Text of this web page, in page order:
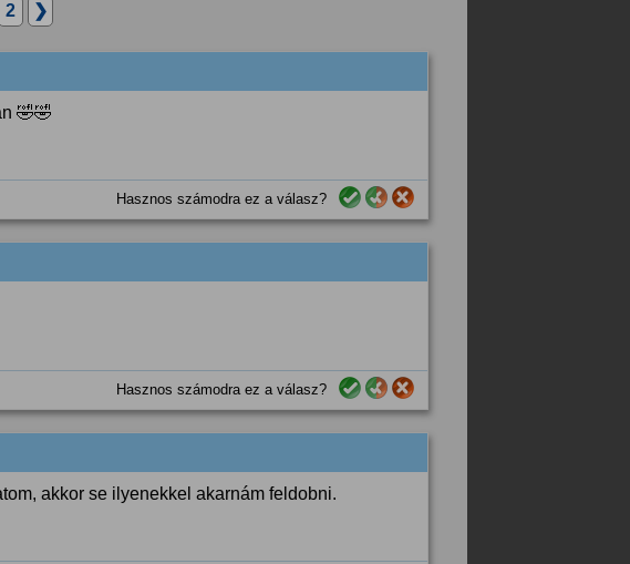
2 ❯
🤣🤣
Hasznos számodra ez a válasz?
Hasznos számodra ez a válasz?
akkor se ilyenekkel akarnám feldobni.